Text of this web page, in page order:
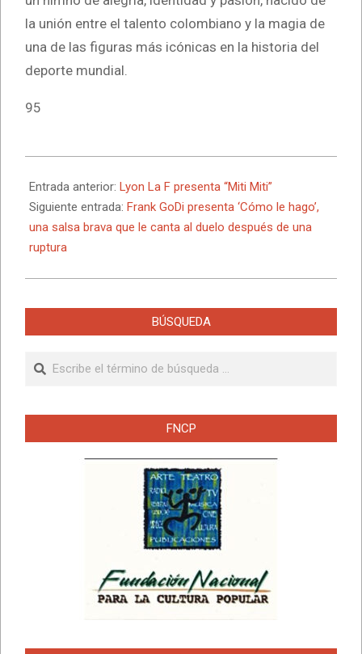
la unión entre el talento colombiano y la magia de
una de las figuras más icónicas en la historia del
deporte mundial.
95
06-
22
Entrada anterior: Lyon La F presenta “Miti Miti”
Siguiente entrada: Frank GoDi presenta ‘Cómo le hago’,
una salsa brava que le canta al duelo después de una
ruptura
BÚSQUEDA
Buscar
FNCP